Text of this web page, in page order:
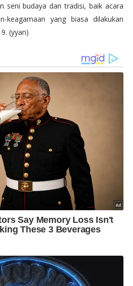
seni budaya dan tradisi, baik acara
keagamaan yang biasa dilakukan
(yyan)